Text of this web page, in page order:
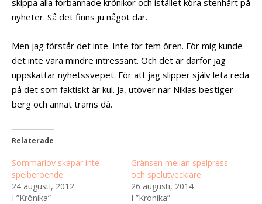
nyheter. Så det finns ju något där.
Men jag förstår det inte. Inte för fem ören. För mig kunde
det inte vara mindre intressant. Och det är därför jag
uppskattar nyhetssvepet. För att jag slipper själv leta reda
på det som faktiskt är kul. Ja, utöver när Niklas bestiger
berg och annat trams då.
Relaterade
Sommarlov skapar inte
spelberoende
24 augusti, 2012
I ”Krönika”
Gränsen mellan spelpress
och spelutvecklare
26 augusti, 2014
I ”Krönika”